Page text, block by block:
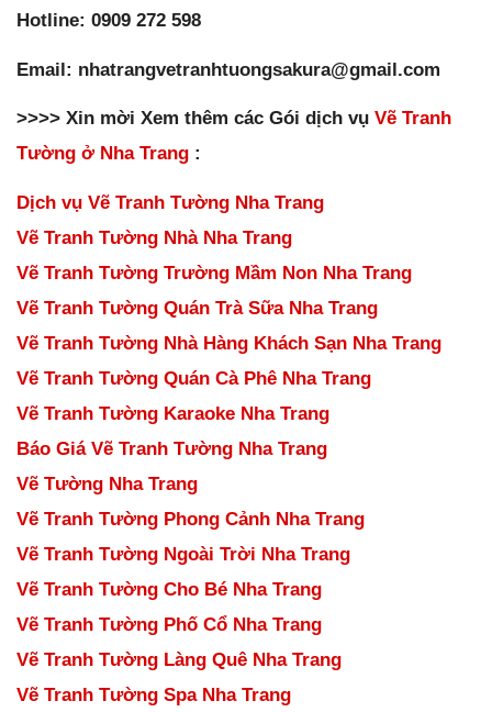
Hotline: 0909 272 598
Email: nhatrangvetranhtuongsakura@gmail.com
>>>> Xin mời Xem thêm các Gói dịch vụ Vẽ Tranh
Tường ở Nha Trang :
Dịch vụ Vẽ Tranh Tường Nha Trang
Vẽ Tranh Tường Nhà Nha Trang
Vẽ Tranh Tường Trường Mầm Non Nha Trang
Vẽ Tranh Tường Quán Trà Sữa Nha Trang
Vẽ Tranh Tường Nhà Hàng Khách Sạn Nha Trang
Vẽ Tranh Tường Quán Cà Phê Nha Trang
Vẽ Tranh Tường Karaoke Nha Trang
Báo Giá Vẽ Tranh Tường Nha Trang
Vẽ Tường Nha Trang
Vẽ Tranh Tường Phong Cảnh Nha Trang
Vẽ Tranh Tường Ngoài Trời Nha Trang
Vẽ Tranh Tường Cho Bé Nha Trang
Vẽ Tranh Tường Phố Cổ Nha Trang
Vẽ Tranh Tường Làng Quê Nha Trang
Vẽ Tranh Tường Spa Nha Trang